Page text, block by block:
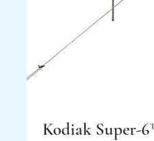
Kodiak Super-